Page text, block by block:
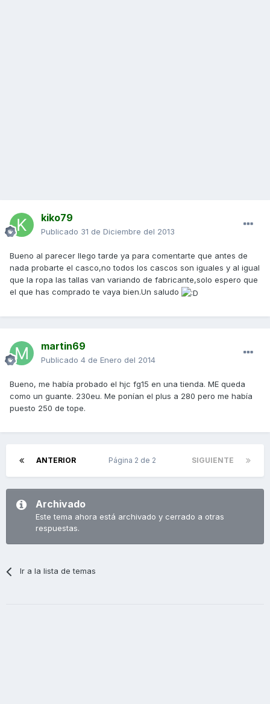
kiko79
Publicado 31 de Diciembre del 2013
Bueno al parecer llego tarde ya para comentarte que antes de
nada probarte el casco,no todos los cascos son iguales y al igual
que la ropa las tallas van variando de fabricante,solo espero que
el que has comprado te vaya bien.Un saludo
martin69
Publicado 4 de Enero del 2014
Bueno, me había probado el hjc fg15 en una tienda. ME queda
como un guante. 230eu. Me ponían el plus a 280 pero me había
puesto 250 de tope.
ANTERIOR SIGUIENTE
Página 2 de 2
Archivado
Este tema ahora está archivado y cerrado a otras
respuestas.
Ir a la lista de temas